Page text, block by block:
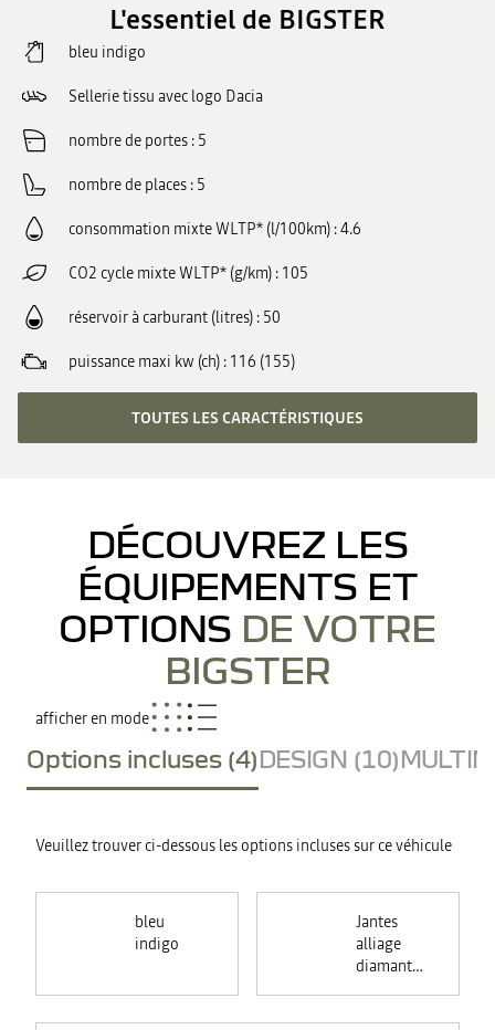
L'essentiel de BIGSTER
bleu indigo
Sellerie tissu avec logo Dacia
nombre de portes 5
nombre de places 5
consommation mixte WLTP* (l/100km) 4.6
CO2 cycle mixte WLTP* (g/km) 105
réservoir à carburant (litres) 50
puissance maxi kw (ch) 116 (155)
TOUTES LES CARACTÉRISTIQUES
DÉCOUVREZ LES
ÉQUIPEMENTS ET
OPTIONS DE VOTRE
BIGSTER
afficher en mode
Options incluses (4)DESIGN (10)
Veuillez trouver ci-dessous les options incluses sur ce véhicule
bleu
indigo
Jantes
alliage
diamantées